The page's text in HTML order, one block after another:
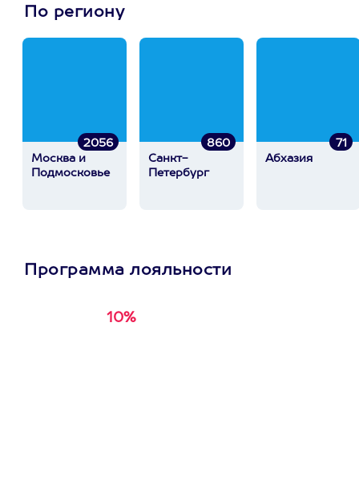
По региону
2056
Москва и
Подмосковье
860
Санкт-
Петербург
71
Абхазия
Программа лояльности
10%